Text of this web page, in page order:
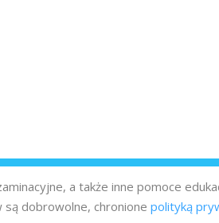
a także inne pomoce
dobrowolne, chronione polityką